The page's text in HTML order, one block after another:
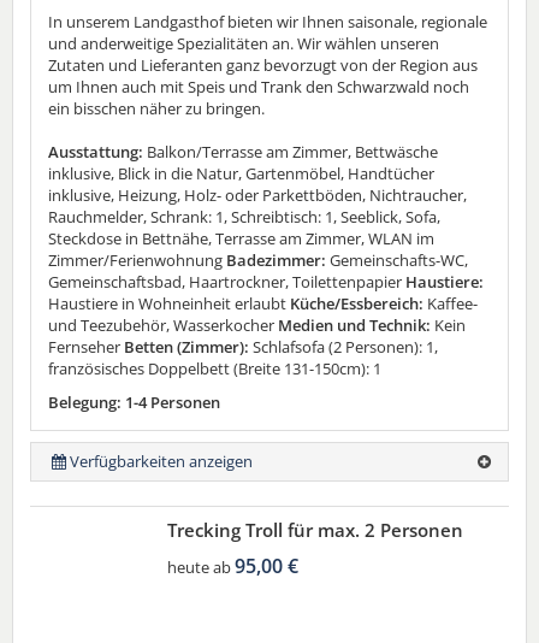
In unserem Landgasthof bieten wir Ihnen saisonale, regionale
und anderweitige Spezialitäten an. Wir wählen unseren
Zutaten und Lieferanten ganz bevorzugt von der Region aus
um Ihnen auch mit Speis und Trank den Schwarzwald noch
ein bisschen näher zu bringen.
Ausstattung: Balkon/Terrasse am Zimmer, Bettwäsche
inklusive, Blick in die Natur, Gartenmöbel, Handtücher
inklusive, Heizung, Holz- oder Parkettböden, Nichtraucher,
Rauchmelder, Schrank: 1, Schreibtisch: 1, Seeblick, Sofa,
Steckdose in Bettnähe, Terrasse am Zimmer, WLAN im
Zimmer/Ferienwohnung Badezimmer: Gemeinschafts-WC,
Gemeinschaftsbad, Haartrockner, Toilettenpapier Haustiere:
Haustiere in Wohneinheit erlaubt Küche/Essbereich: Kaffee-
und Teezubehör, Wasserkocher Medien und Technik: Kein
Fernseher Betten (Zimmer): Schlafsofa (2 Personen): 1,
französisches Doppelbett (Breite 131-150cm): 1
Belegung: 1-4 Personen
Verfügbarkeiten anzeigen
Trecking Troll für max. 2 Personen
heute ab95,00 €